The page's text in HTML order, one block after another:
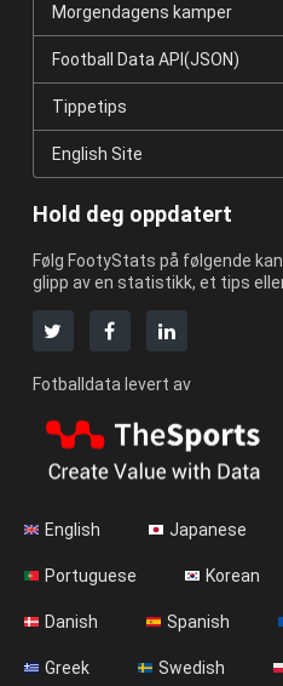
Morgendagens kamper
Football Data API(JSON)
Tippetips
English Site
Hold deg oppdatert
Følg FootyStats på følgende
glipp av en statistikk, et tips
Fotballdata levert av
English Japanese
Portuguese Korean
Danish Spanish
Greek Swedish